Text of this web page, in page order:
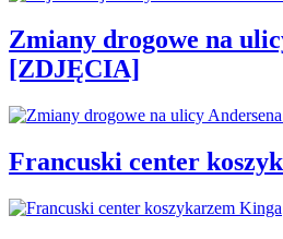
Zmiany drogowe na
[ZDJĘCIA]
Francuski center